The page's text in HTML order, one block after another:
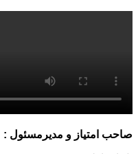
صاحب امتیاز و مدیرمسئول :